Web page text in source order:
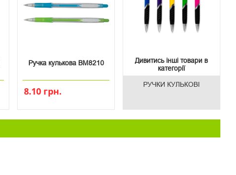
Ручка кулькова ВМ8210
8.10 грн.
Дивитись інші товари в
категорії
РУЧКИ КУЛЬКОВІ